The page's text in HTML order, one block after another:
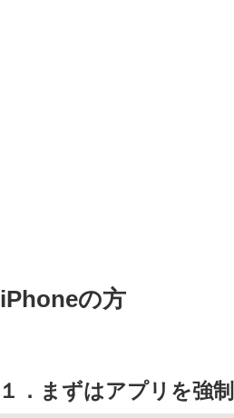
iPhoneの方
１．まずはアプリを強